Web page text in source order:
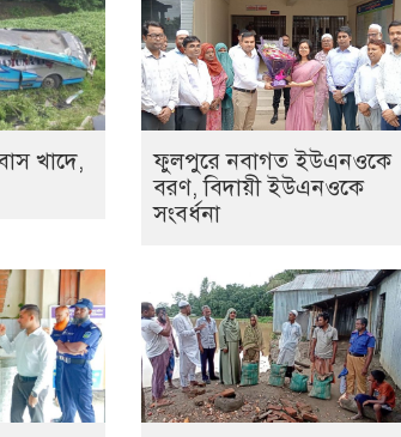
খাদে,
ফুলপুরে নবাগত ইউএনওকে
বরণ, বিদায়ী ইউএনওকে
সংবর্ধনা